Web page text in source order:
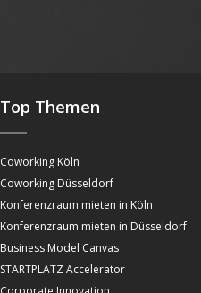
Top Themen
Coworking Köln
Coworking Düsseldorf
Konferenzraum mieten in Köln
Konferenzraum mieten in Düsseldorf
Business Model Canvas
STARTPLATZ Accelerator